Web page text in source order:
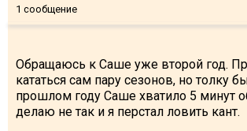
1 сообщение
Обращаюсь к Саше уже второй год.
кататься сам пару сезонов, но толку
прошлом году Саше хватило 5 минут
делаю не так и я перстал ловить кант.